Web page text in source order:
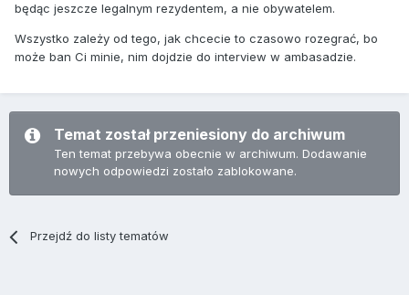
będąc jeszcze legalnym rezydentem, a nie obywatelem.
Wszystko zależy od tego, jak chcecie to czasowo rozegrać, bo
może ban Ci minie, nim dojdzie do interview w ambasadzie.
Temat został przeniesiony do archiwum
Ten temat przebywa obecnie w archiwum. Dodawanie
nowych odpowiedzi zostało zablokowane.
Przejdź do listy tematów